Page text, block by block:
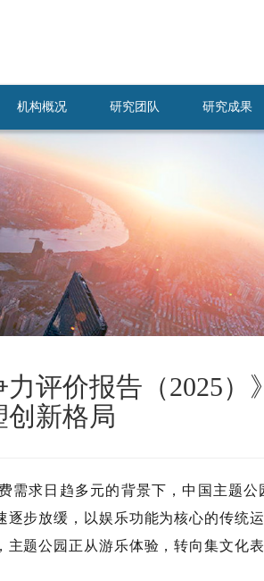
机构概况 研究团队 研究成果
力评价报告（2025
创新格局
需求日趋多元的背景下，中国主题
逐步放缓，以娱乐功能为核心的传统
主题公园正从游乐体验，转向集文化